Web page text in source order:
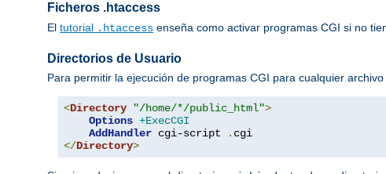
Ficheros .htaccess
El tutorial .htaccess enseña como activar programas CGI si no
Directorios de Usuario
Para permitir la ejecución de programas CGI para cualquier
<Directory "/home/*/public_html">
Options +ExecCGI
AddHandler cgi-script .
</Directory>